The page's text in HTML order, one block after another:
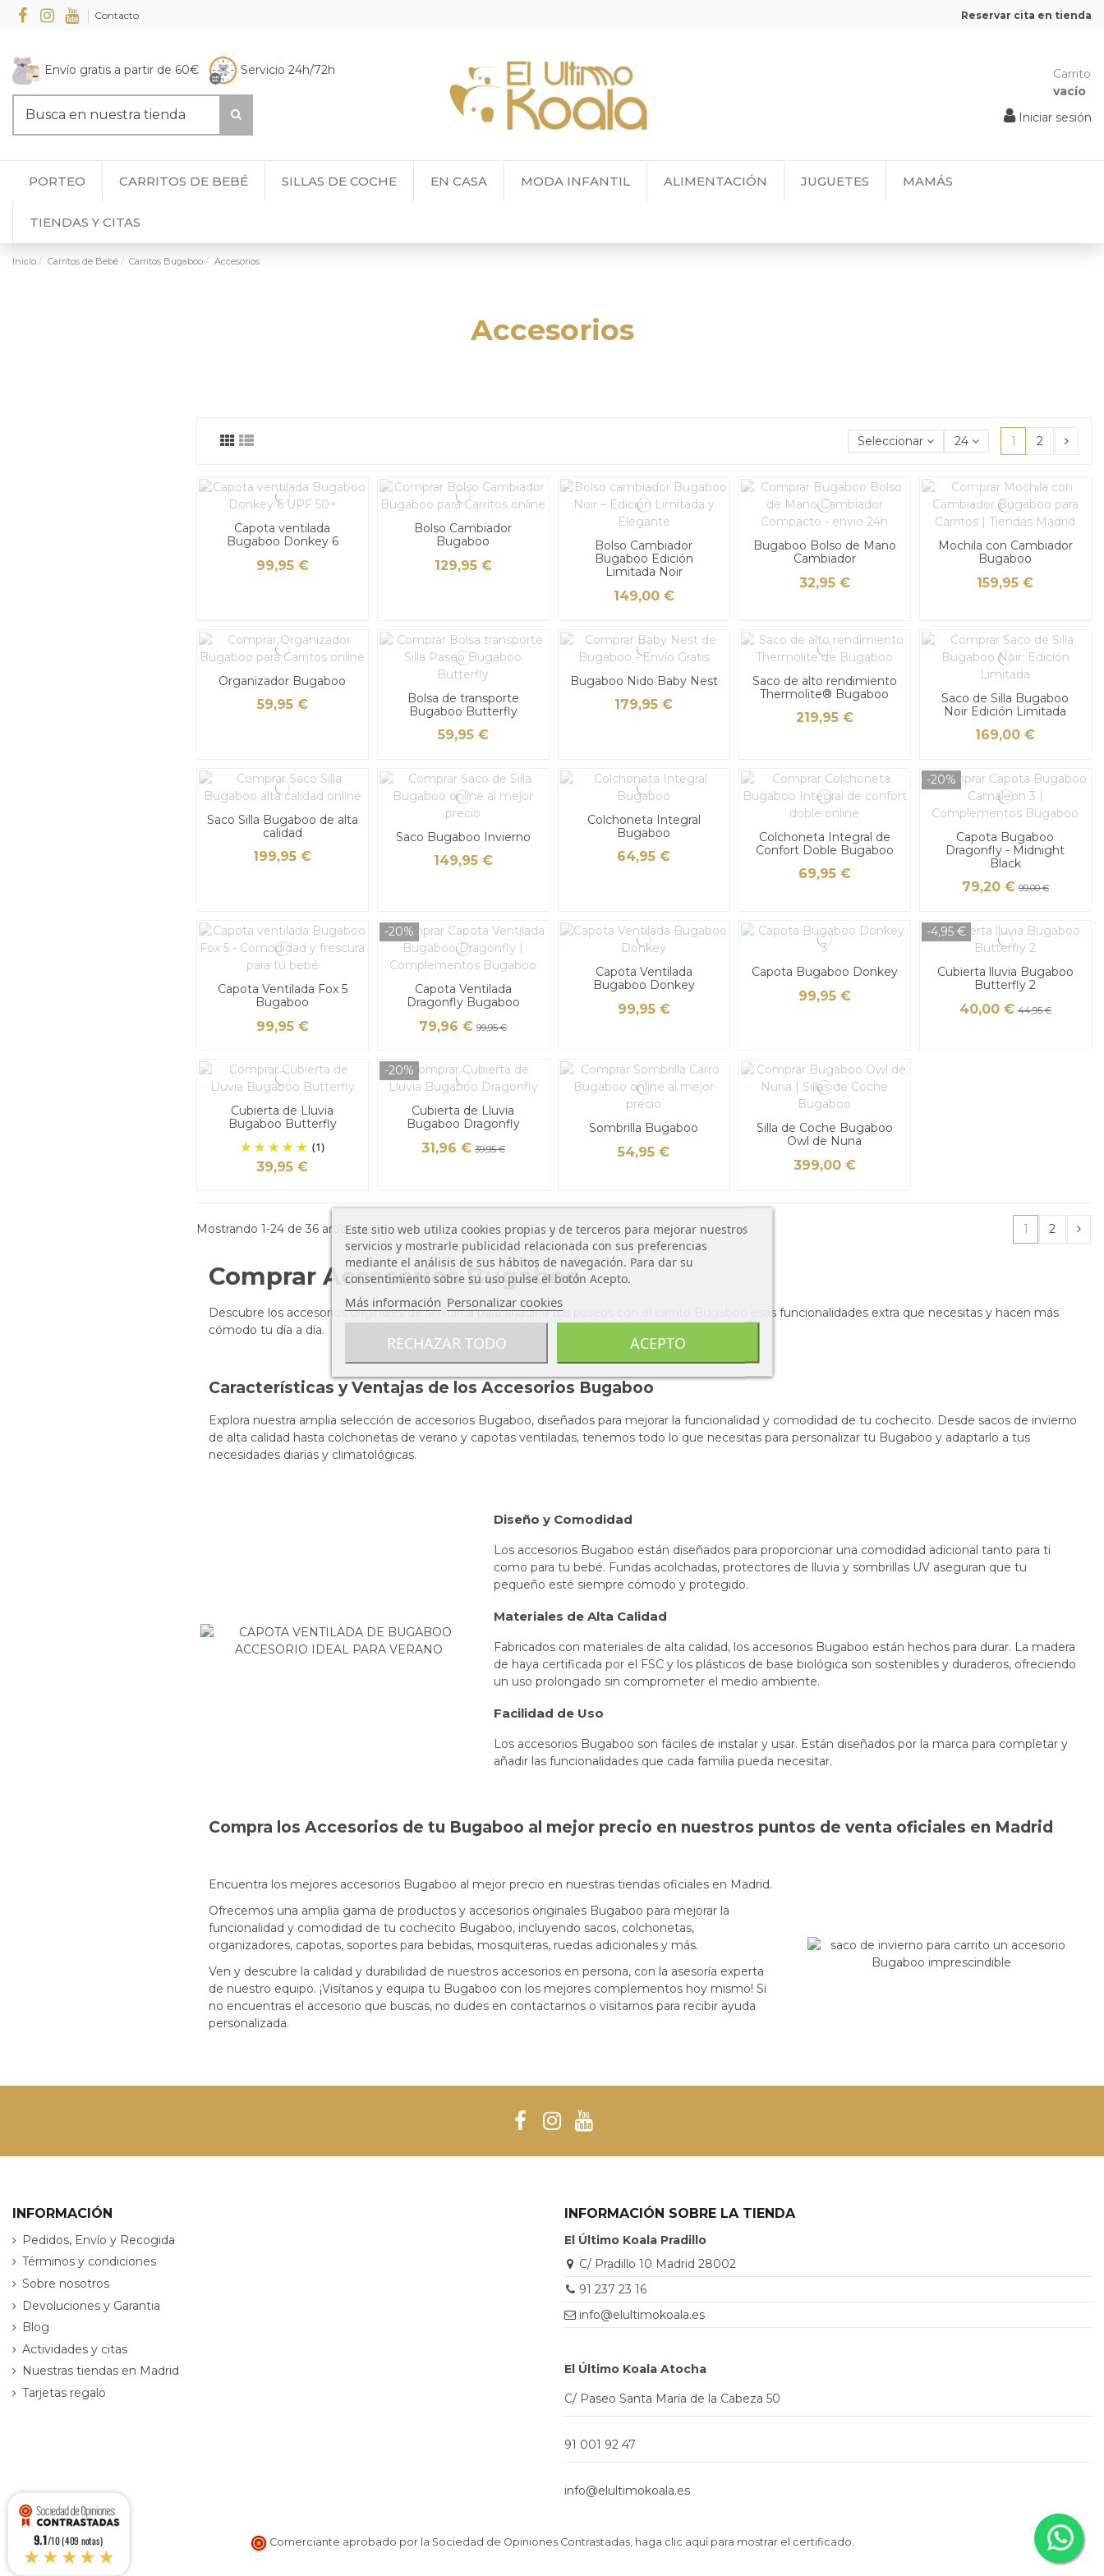
Contacto Reservar cita en tienda
Envío gratis a partir de 60€ Servicio 24h/72h
Carrito
vacío
Iniciar sesión
PORTEO CARRITOS DE BEBÉ SILLAS DE COCHE EN CASA MODA INFANTIL ALIMENTACIÓN JUGUETES MAMÁS
TIENDAS Y CITAS
Inicio Carritos de Bebé Carritos Bugaboo Accesorios
Accesorios
Seleccionar 24 1 2
Capota ventilada
Bugaboo Donkey 6
99,95 €
Bolso Cambiador
Bugaboo
129,95 €
Bolso Cambiador
Bugaboo Edición
Limitada Noir
149,00 €
Bugaboo Bolso de Mano
Cambiador
32,95 €
Mochila con Cambiador
Bugaboo
159,95 €
Organizador Bugaboo
59,95 €
Bolsa de transporte
Bugaboo Butterfly
59,95 €
Bugaboo Nido Baby Nest
179,95 €
Saco de alto rendimiento
Thermolite® Bugaboo
219,95 €
Saco de Silla Bugaboo
Noir Edición Limitada
169,00 €
Saco Silla Bugaboo de alta
calidad
199,95 €
Saco Bugaboo Invierno
149,95 €
Colchoneta Integral
Bugaboo
64,95 €
Colchoneta Integral de
Confort Doble Bugaboo
69,95 €
-20%
Capota Bugaboo
Dragonfly - Midnight
Black
79,20 € 99,00 €
Capota Ventilada Fox 5
Bugaboo
99,95 €
-20%
Capota Ventilada
Dragonfly Bugaboo
79,96 € 99,95 €
Capota Ventilada
Bugaboo Donkey
99,95 €
Capota Bugaboo Donkey
99,95 €
-4,95 €
Cubierta lluvia Bugaboo
Butterfly 2
40,00 € 44,95 €
Cubierta de Lluvia
Bugaboo Butterfly
(1)
39,95 €
-20%
Cubierta de Lluvia
Bugaboo Dragonfly
31,96 € 39,95 €
Sombrilla Bugaboo
54,95 €
Silla de Coche Bugaboo
Owl de Nuna
399,00 €
Mostrando 1-24 de 36 artículo(s) 1 2
Comprar Accesorios Bugaboo
Descubre los accesorios originales de la marca para añadir a tus paseos con el carrito Bugaboo esas funcionalidades extra que necesitas y hacen más
cómodo tu día a día.
Características y Ventajas de los Accesorios Bugaboo
Explora nuestra amplia selección de accesorios Bugaboo, diseñados para mejorar la funcionalidad y comodidad de tu cochecito. Desde sacos de invierno
de alta calidad hasta colchonetas de verano y capotas ventiladas, tenemos todo lo que necesitas para personalizar tu Bugaboo y adaptarlo a tus
necesidades diarias y climatológicas.
Diseño y Comodidad
Los accesorios Bugaboo están diseñados para proporcionar una comodidad adicional tanto para ti
como para tu bebé. Fundas acolchadas, protectores de lluvia y sombrillas UV aseguran que tu
pequeño esté siempre cómodo y protegido.
Materiales de Alta Calidad
Fabricados con materiales de alta calidad, los accesorios Bugaboo están hechos para durar. La madera
de haya certificada por el FSC y los plásticos de base biológica son sostenibles y duraderos, ofreciendo
un uso prolongado sin comprometer el medio ambiente.
Facilidad de Uso
Los accesorios Bugaboo son fáciles de instalar y usar. Están diseñados por la marca para completar y
añadir las funcionalidades que cada familia pueda necesitar.
Compra los Accesorios de tu Bugaboo al mejor precio en nuestros puntos de venta oficiales en Madrid
Encuentra los mejores accesorios Bugaboo al mejor precio en nuestras tiendas oficiales en Madrid.
Ofrecemos una amplia gama de productos y accesorios originales Bugaboo para mejorar la
funcionalidad y comodidad de tu cochecito Bugaboo, incluyendo sacos, colchonetas,
organizadores, capotas, soportes para bebidas, mosquiteras, ruedas adicionales y más.
Ven y descubre la calidad y durabilidad de nuestros accesorios en persona, con la asesoría experta
de nuestro equipo. ¡Visítanos y equipa tu Bugaboo con los mejores complementos hoy mismo! Si
no encuentras el accesorio que buscas, no dudes en contactarnos o visitarnos para recibir ayuda
personalizada.
INFORMACIÓN
Pedidos, Envío y Recogida
Términos y condiciones
Sobre nosotros
Devoluciones y Garantia
Blog
Actividades y citas
Nuestras tiendas en Madrid
Tarjetas regalo
INFORMACIÓN SOBRE LA TIENDA
El Último Koala Pradillo
C/ Pradillo 10 Madrid 28002
91 237 23 16
info@elultimokoala.es
El Último Koala Atocha
C/ Paseo Santa María de la Cabeza 50
91 001 92 47
info@elultimokoala.es
Este sitio web utiliza cookies propias y de terceros para mejorar nuestros
servicios y mostrarle publicidad relacionada con sus preferencias
mediante el análisis de sus hábitos de navegación. Para dar su
consentimiento sobre su uso pulse el botón Acepto.
Más información Personalizar cookies
RECHAZAR TODO ACEPTO
Comerciante aprobado por la Sociedad de Opiniones Contrastadas, haga clic aquí para mostrar el certificado.
9.1/10 (409 notas)
★★★★★